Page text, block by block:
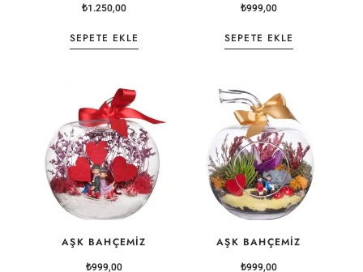
₺1.250,00
SEPETE EKLE
₺999,00
SEPETE EKLE
AŞK BAHÇEMIZ
₺999,00
AŞK BAHÇEMIZ
₺999,00